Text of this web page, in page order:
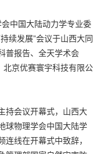
中国大陆动力学专业委
续发展”会议于山西大同
普报告、全天学术会
京优赛寰宇科技有限公
持会议开幕式，山西大
球物理学会中国大陆学
线在开幕式中致辞，